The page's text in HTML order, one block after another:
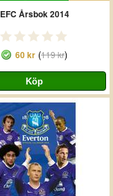
EFC Årsbok 2014
60 kr (119 kr)